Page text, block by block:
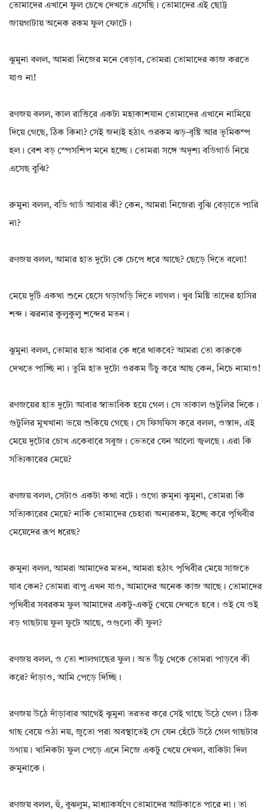
তোমাদের এখানে ফুল চেখে দেখতে এসেছি। তোমাদের এই ছোট্ট
জায়গাটায় অনেক রকম ফুল ফোটে।
ঝুমুনা বলল, আমরা নিজের মনে বেড়াব, তোমরা তোমাদের কাজ করতে
যাও না!
রণজয় বলল, কাল রাত্তিরে একটা মহাকাশযান তোমাদের এখানে নামিয়ে
দিয়ে গেছে, ঠিক কিনা? সেই জন্যই হঠাৎ ওরকম ঝড়-বৃষ্টি আর ভূমিকম্প
হল। বেশ বড় স্পেসশিপ মনে হচ্ছে। তোমরা সঙ্গে অদৃশ্য বডিগার্ড নিয়ে
এসেছ বুঝি?
রুমুনা বলল, বডি গার্ড আবার কী? কেন, আমরা নিজেরা বুঝি বেড়াতে পারি
না?
রণজয় বলল, আমার হাত দুটো কে চেপে ধরে আছে? ছেড়ে দিতে বলো!
মেয়ে দুটি একথা শুনে হেসে গড়াগড়ি দিতে লাগল। খুব মিষ্টি তাদের হাসির
শব্দ। ঝরনার কুলুকুলু শব্দের মতন।
ঝুমুনা বলল, তোমার হাত আবার কে ধরে থাকবে? আমরা তো কারুকে
দেখতে পাচ্ছি না। তুমি হাত দুটো ওরকম উঁচু করে আছ কেন, নিচে নামাও!
রণজয়ের হাত দুটো আবার স্বাভাবিক হয়ে গেল। সে তাকাল গুটুলির দিকে।
গুটুলির মুখখানা ভয়ে শুকিয়ে গেছে। সে ফিসফিস করে বলল, ওস্তাদ, এই
মেয়ে দুটোর চোখ একেবারে সবুজ। ভেতরে যেন আলো জ্বলছে। এরা কি
সত্যিকারের মেয়ে?
রণজয় বলল, সেটাও একটা কথা বটে। ওগো রুমূনা ঝুমুনা, তোমরা কি
সত্যিকারের মেয়ে? নাকি তোমাদের চেহারা অন্যরকম, ইচ্ছে করে পৃথিবীর
মেয়েদের রূপ ধরেছ?
রুমুনা বলল, আমরা আমাদের মতন, আমরা হঠাৎ পৃথিবীর মেয়ে সাজতে
যাব কেন? তোমরা বাপু এখন যাও, আমাদের অনেক কাজ আছে। তোমাদের
পৃথিবীর সবরকম ফুল আমাদের একটু-একটু খেয়ে দেখতে হবে। ওই যে ওই
বড় গাছটায় ফুল ফুটে আছে, ওগুলো কী ফুল?
রণজয় বলল, ও তো শালগাছের ফুল। অত উঁচু থেকে তোমরা পাড়বে কী
করে? দাঁড়াও, আমি পেড়ে দিচ্ছি।
রণজয় উঠে দাঁড়াবার আগেই ঝুমুনা তরতর করে সেই গাছে উঠে গেল। ঠিক
গাছ বেয়ে ওঠা নয়, জুতো পরা অবস্থাতেই সে যেন হেঁটে উঠে গেল গাছটার
ডগায়। খানিকটা ফুল পেড়ে এনে নিজে একটু খেয়ে দেখল, বাকিটা দিল
রুমুনাকে।
রণজয় বলল, হুঁ, বুঝলুম, মাধ্যাকর্ষণে তোমাদের আটকাতে পারে না। তা